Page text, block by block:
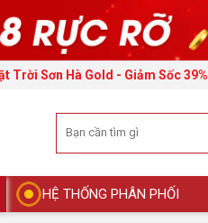
Trời Sơn Hà Gold - Giảm Sốc 39%
HỆ THỐNG PHÂN PHỐI